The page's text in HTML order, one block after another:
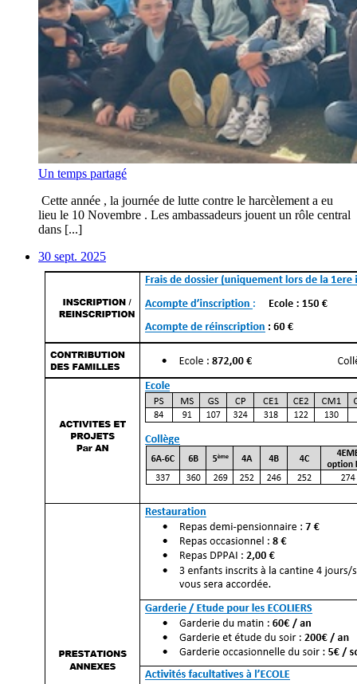
Un temps partagé
Cette année , la journée de lutte contre le harcèlement a eu
lieu le 10 Novembre . Les ambassadeurs jouent un rôle central
dans [...]
30 sept. 2025